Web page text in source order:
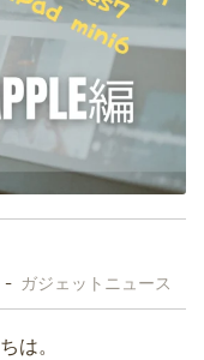
- ガジェットニュース
は。